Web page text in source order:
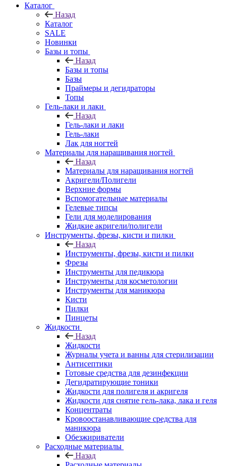
Каталог
Назад
Каталог
SALE
Новинки
Базы и топы
Назад
Базы и топы
Базы
Праймеры и дегидраторы
Топы
Гель-лаки и лаки
Назад
Гель-лаки и лаки
Гель-лаки
Лак для ногтей
Материалы для наращивания ногтей
Назад
Материалы для наращивания ногтей
Акригели/Полигели
Верхние формы
Вспомогательные материалы
Гелевые типсы
Гели для моделирования
Жидкие акригели/полигели
Инструменты, фрезы, кисти и пилки
Назад
Инструменты, фрезы, кисти и пилки
Фрезы
Инструменты для педикюра
Инструменты для косметологии
Инструменты для маникюра
Кисти
Пилки
Пинцеты
Жидкости
Назад
Жидкости
Журналы учета и ванны для стерилизации
Антисептики
Готовые средства для дезинфекции
Дегидратирующие тоники
Жидкости для полигеля и акригеля
Жидкости для снятие гель-лака, лака и геля
Концентраты
Кровоостанавливающие средства для
маникюра
Обезжириватели
Расходные материалы
Назад